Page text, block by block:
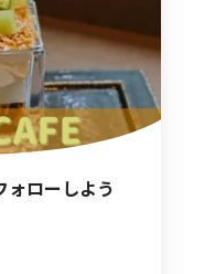
ォローしよう